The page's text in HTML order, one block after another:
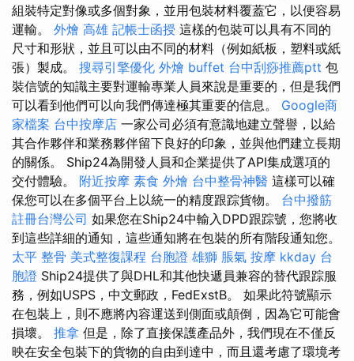
組裝特定對像或多個對象，並用包裝材料覆蓋它，以便容易
運輸。 外燴 高雄 記帳士函授 這樣的包裝可以具有不同的
尺寸和形狀，並且可以由不同的材料（例如紙板，塑料或紙
張）製成。 搜尋引擎優化 外燴 buffet 台中刮痧推薦ptt 包
裝信號的知識主要對運輸專業人員來說是重要的，但是我們
可以看到他們可以向我們傳達極其重要的信息。 Google商
家檔案 台中按摩店 一家公司必須有意識地建立聲譽，以給
其合作夥伴和業務夥伴留下良好的印象，並與他們建立長期
的關係。 Ship24為開發人員和企業提供了API集成選項的
交付體驗。 附近按摩 素食 外燴 台中整骨神醫 這樣可以確
保您可以在多個平台上以統一的精度跟踪貨物。 台中撥筋
註冊台灣公司 如果您在Ship24中輸入DPD跟踪號，您將收
到這些詳細的通知，這些通知將在包裝的所有階段通知您。
太平 整骨 美式整復課程 台胞證 雄獅 脹氣 按摩 kkday 台
胞證 Ship24提供了與DHL和其他快遞員兼容的替代跟踪服
務，例如USPS，中文郵政，FedExstB。 如果此符號顯示
在包裝上，則不應將內容運送到側面或顛倒，因為它可能會
損壞。 推拿 但是，除了直接保護產品外，我們現在不僅反
映在安全包裝下的貨物的自由到達中，而且還考慮了環境考